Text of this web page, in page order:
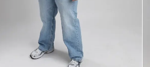
polaire douce, idéale pour les promenades
modèles sont coupe-vent, déperlants et restent
de la poussette.
de Poussette en hiver ?